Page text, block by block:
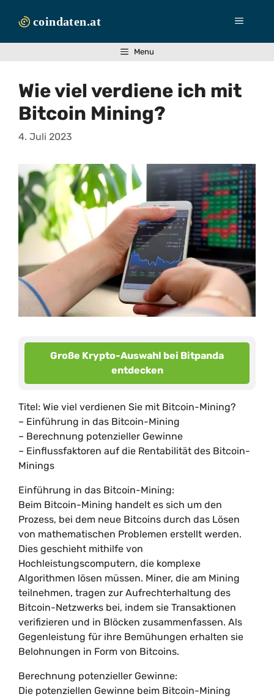
Inhalt
Menü
Menu
Wie viel verdiene ich mit
Bitcoin Mining?
4. Juli 2023
Große Krypto-Auswahl bei Bitpanda
entdecken
Titel: Wie viel verdienen Sie mit Bitcoin-Mining?
– Einführung in das Bitcoin-Mining
– Berechnung potenzieller Gewinne
– Einflussfaktoren auf die Rentabilität des Bitcoin-
Minings
Einführung in das Bitcoin-Mining:
Beim Bitcoin-Mining handelt es sich um den
Prozess, bei dem neue Bitcoins durch das Lösen
von mathematischen Problemen erstellt werden.
Dies geschieht mithilfe von
Hochleistungscomputern, die komplexe
Algorithmen lösen müssen. Miner, die am Mining
teilnehmen, tragen zur Aufrechterhaltung des
Bitcoin-Netzwerks bei, indem sie Transaktionen
verifizieren und in Blöcken zusammenfassen. Als
Gegenleistung für ihre Bemühungen erhalten sie
Belohnungen in Form von Bitcoins.
Berechnung potenzieller Gewinne:
Die potenziellen Gewinne beim Bitcoin-Mining